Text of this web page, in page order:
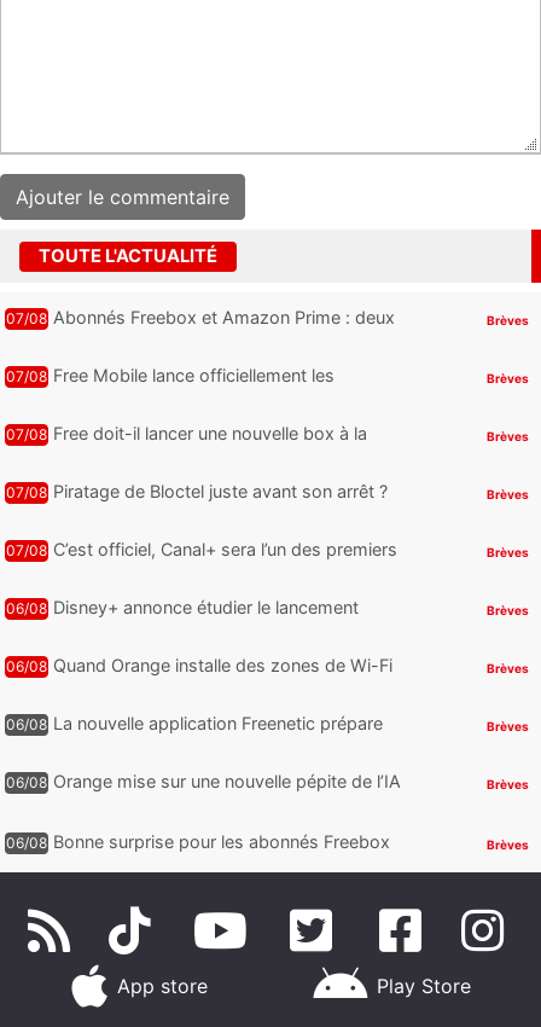
TOUTE L'ACTUALITÉ
07/08 Abonnés Freebox et Amazon Prime : deux
Brèves
07/08 Free Mobile lance officiellement les
cadeaux
Brèves
07/08 Free doit-il lancer une nouvelle box à la
Brèves
07/08 Piratage de Bloctel juste avant son arrêt ?
Brèves
07/08 C’est officiel, Canal+ sera l’un des premiers
Brèves
06/08 Disney+ annonce étudier le lancement
Brèves
06/08 Quand Orange installe des zones de Wi-Fi
Brèves
06/08 La nouvelle application Freenetic prépare
Brèves
06/08 Orange mise sur une nouvelle pépite de l’IA Brèves
06/08 Bonne surprise pour les abonnés Freebox
Brèves
App store Play Store